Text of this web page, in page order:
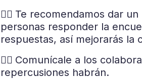
👉🏼 Te recomendamos dar
personas responder la
respuestas, así mejorarás la
👉🏼 Comunícale a los
repercusiones habrán.